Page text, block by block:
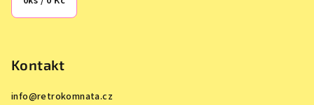
Kontakt
info@retrokomnata.cz